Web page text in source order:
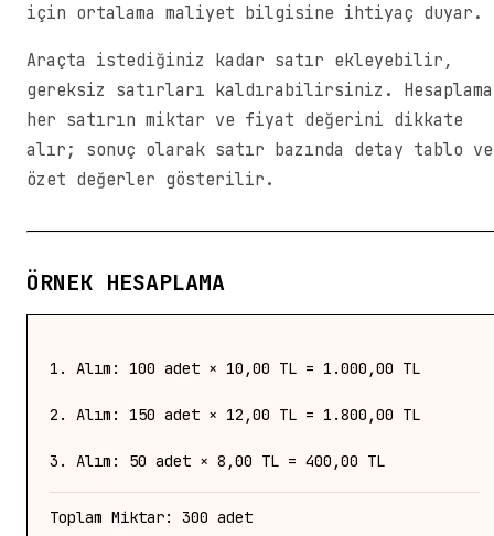
için ortalama maliyet bilgisine ihtiyaç duyar.
Araçta istediğiniz kadar satır ekleyebilir,
gereksiz satırları kaldırabilirsiniz. Hesaplama
her satırın miktar ve fiyat değerini dikkate
alır; sonuç olarak satır bazında detay tablo ve
özet değerler gösterilir.
ÖRNEK HESAPLAMA
1. Alım: 100 adet × 10,00 TL = 1.000,00 TL
2. Alım: 150 adet × 12,00 TL = 1.800,00 TL
3. Alım: 50 adet × 8,00 TL = 400,00 TL
Toplam Miktar: 300 adet